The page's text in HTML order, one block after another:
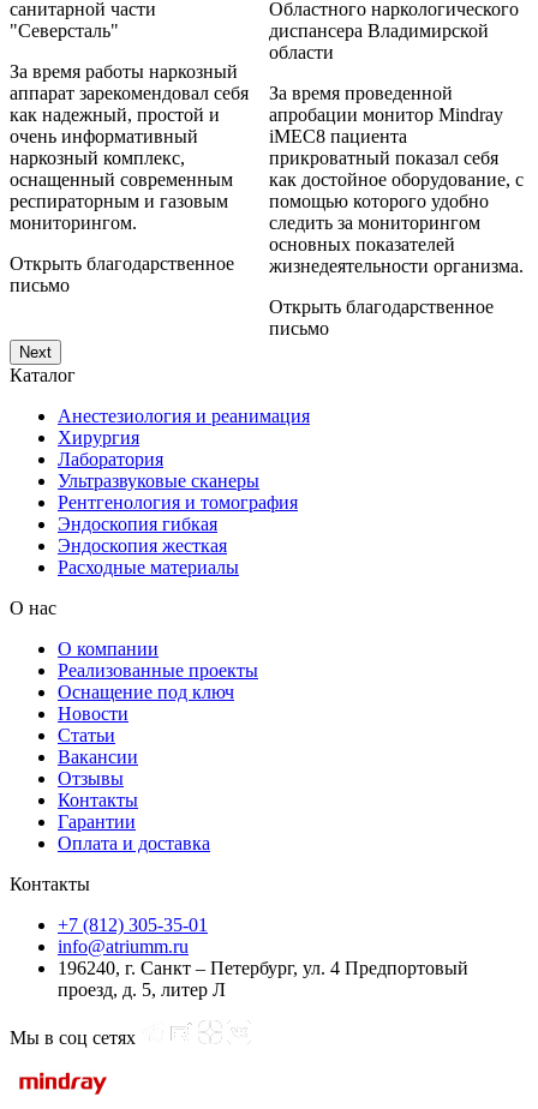
санитарной части
"Северсталь"
За время работы наркозный
аппарат зарекомендовал себя
как надежный, простой и
очень информативный
наркозный комплекс,
оснащенный современным
респираторным и газовым
мониторингом.
Открыть благодарственное
письмо
Областного наркологического
диспансера Владимирской
области
За время проведенной
апробации монитор Mindray
iMEC8 пациента
прикроватный показал себя
как достойное оборудование, с
помощью которого удобно
следить за мониторингом
основных показателей
жизнедеятельности организма.
Открыть благодарственное
письмо
Next
Каталог
Анестезиология и реанимация
Хирургия
Лаборатория
Ультразвуковые сканеры
Рентгенология и томография
Эндоскопия гибкая
Эндоскопия жесткая
Расходные материалы
О нас
О компании
Реализованные проекты
Оснащение под ключ
Новости
Статьи
Вакансии
Отзывы
Контакты
Гарантии
Оплата и доставка
Контакты
+7 (812) 305-35-01
info@atriumm.ru
196240, г. Санкт – Петербург, ул. 4 Предпортовый
проезд, д. 5, литер Л
Мы в соц сетях